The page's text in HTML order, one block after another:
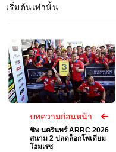
เริ่มต้นเท่านั้น
บทความก่อนหน้า
ชิพ นครินทร์ ARRC 2026
สนาม 2 ปลดล็อกโพเดียม
โฮมเรซ